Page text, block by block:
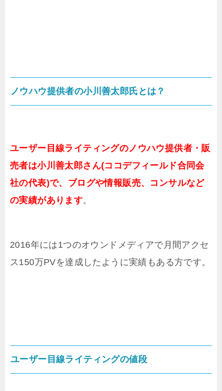
ノウハウ提供者の小川善太郎氏とは？
ユーザー目線ライティングのノウハウ提供者・販
売者は小川善太郎さん(ココデフィールド合同会
社の代表)で、ブログや情報販売、コンサルなど
の実績があります。
2016年には1つのオウンドメディアで月間アクセ
ス150万PVを達成したように実績もある方です。
ユーザー目線ライティングの値段